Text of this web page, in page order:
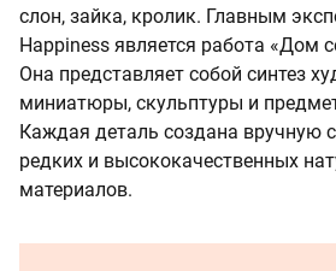
слон, зайка, кролик. Главным
Happiness является работа «Дом
Она представляет собой синтез
миниатюры, скульптуры и
Каждая деталь создана вручную
редких и высококачественных
материалов.